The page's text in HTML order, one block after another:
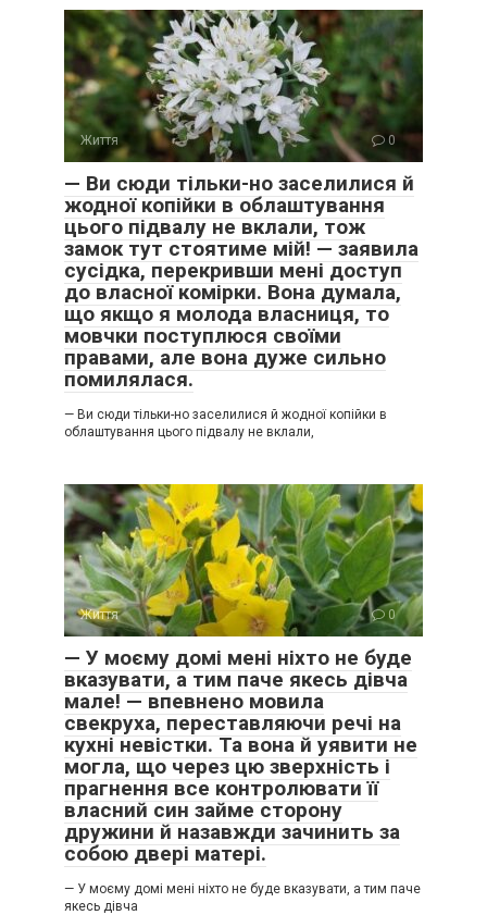
Життя 0
— Ви сюди тільки-но заселилися й
жодної копійки в облаштування
цього підвалу не вклали, тож
замок тут стоятиме мій! — заявила
сусідка, перекривши мені доступ
до власної комірки. Вона думала,
що якщо я молода власниця, то
мовчки поступлюся своїми
правами, але вона дуже сильно
помилялася.
— Ви сюди тільки-но заселилися й жодної копійки в
облаштування цього підвалу не вклали,
Життя 0
— У моєму домі мені ніхто не буде
вказувати, а тим паче якесь дівча
мале! — впевнено мовила
свекруха, переставляючи речі на
кухні невістки. Та вона й уявити не
могла, що через цю зверхність і
прагнення все контролювати її
власний син займе сторону
дружини й назавжди зачинить за
собою двері матері.
— У моєму домі мені ніхто не буде вказувати, а тим паче
якесь дівча